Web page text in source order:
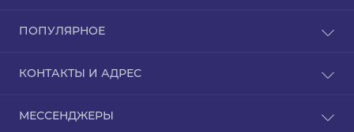
О нас
Гарантия на товар
Возврат товара
ПОПУЛЯРНОЕ
Аргинин
GABA (ГАБА)
КОНТАКТЫ И АДРЕС
МЕССЕНДЖЕРЫ